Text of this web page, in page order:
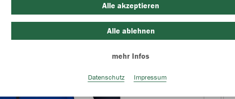
Alle akzeptieren
Alle ablehnen
mehr Infos
Datenschutz Impressum